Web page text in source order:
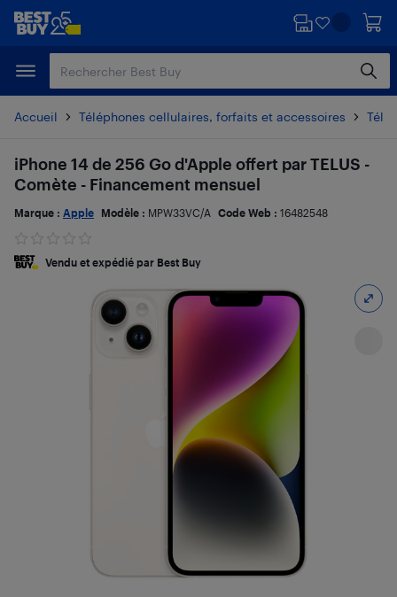
Passer
principal
Passer
Accueil Téléphones cellulaires, forfaits et accessoires
iPhone 14 de 256 Go d'Apple offert par TELUS -
Comète - Financement mensuel
Marque : Apple Modèle : MPW33VC/A Code Web : 16482548
Vendu et expédié par Best Buy